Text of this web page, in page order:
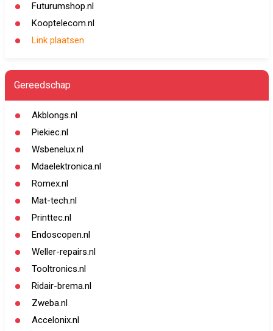
Futurumshop.nl
Kooptelecom.nl
Link plaatsen
Gereedschap
Akblongs.nl
Piekiec.nl
Wsbenelux.nl
Mdaelektronica.nl
Romex.nl
Mat-tech.nl
Printtec.nl
Endoscopen.nl
Weller-repairs.nl
Tooltronics.nl
Ridair-brema.nl
Zweba.nl
Accelonix.nl